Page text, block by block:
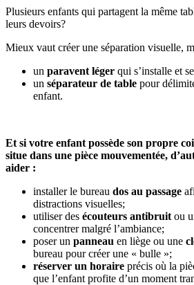
Plusieurs enfants qui partagent la même
leurs devoirs?
Mieux vaut créer une séparation visuelle,
un paravent léger qui s’installe et
un séparateur de table pour
enfant.
Et si votre enfant possède son propre
situe dans une pièce mouvementée,
aider :
installer le bureau dos au passage
distractions visuelles;
utiliser des écouteurs antibruit ou
concentrer malgré l’ambiance;
poser un panneau en liège ou une
bureau pour créer une « bulle »;
réserver un horaire précis où la
que l’enfant profite d’un moment